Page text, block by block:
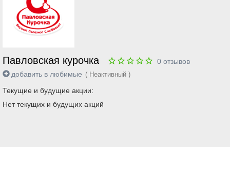
Павловская курочка 0 отзывов
добавить в любимые ( Неактивный )
Текущие и будущие акции:
Нет текущих и будущих акций